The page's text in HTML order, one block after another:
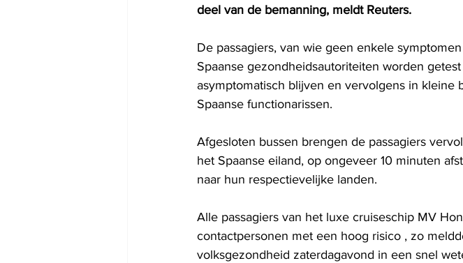
deel van de bemanning, meldt Reuters.
De passagiers, van wie geen enkele
Spaanse gezondheidsautoriteiten worden
asymptomatisch blijven en vervolgens in kleine
Spaanse functionarissen.
Afgesloten bussen brengen de passagiers
het Spaanse eiland, op ongeveer 10 minuten
naar hun respectievelijke landen.
Alle passagiers van het luxe cruiseschip MV
contactpersonen met een hoog risico , zo
volksgezondheid zaterdagavond in een snel